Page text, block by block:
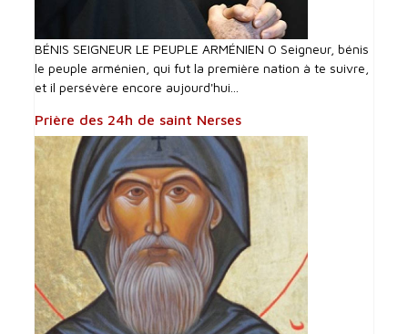
BÉNIS SEIGNEUR LE PEUPLE ARMÉNIEN O Seigneur, bénis
le peuple arménien, qui fut la première nation à te suivre,
et il persévère encore aujourd'hui...
Prière des 24h de saint Nerses